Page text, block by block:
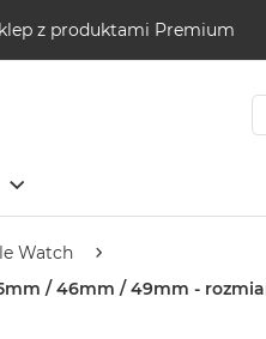
z produktami Premium
Watch
/ 46mm / 49mm -